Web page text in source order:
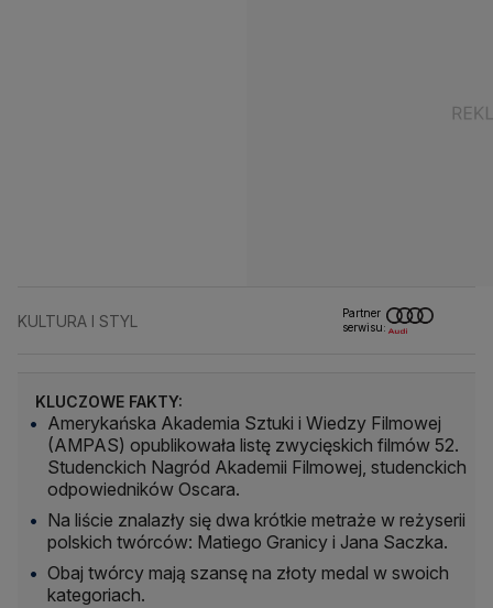
KULTURA I STYL
Partner
serwisu:
KLUCZOWE FAKTY:
Amerykańska Akademia Sztuki i Wiedzy Filmowej
(AMPAS) opublikowała listę zwycięskich filmów 52.
Studenckich Nagród Akademii Filmowej, studenckich
odpowiedników Oscara.
Na liście znalazły się dwa krótkie metraże w reżyserii
polskich twórców: Matiego Granicy i Jana Saczka.
Obaj twórcy mają szansę na złoty medal w swoich
kategoriach.